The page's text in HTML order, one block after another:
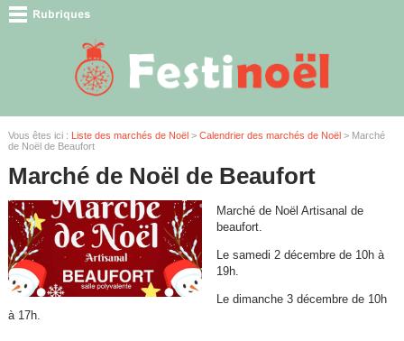
Vous êtes ici : Liste des marchés de Noël> Calendrier des marchés de Noël> Marché
de Noël de Beaufort
Marché de Noël de Beaufort
Marché de Noël Artisanal de
beaufort.
Le samedi 2 décembre de 10h à
19h.
Le dimanche 3 décembre de 10h
à 17h.